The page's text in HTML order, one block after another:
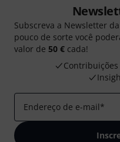
Subscreva a Newsletter
pouco de sorte você
valor de 50 € cada!
Endereço de e-mail*